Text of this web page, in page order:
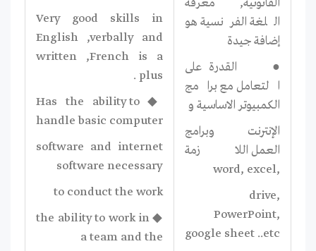
اللغة الفرنسیة ھو
إضافة جیدة
● القدرة على
التعامل مع برامج
الكمبيوتر الاساسیة و
الإنترنت وبرامج
العمل اللازمة
,word, excel
drive,
PowerPoint,
google sheet ..etc
Very good skills in
English ,verbally and
written ,French is a
plus .
◆ Has the ability to
handle basic computer
software and internet
software necessary
to conduct the work
◆ the ability to work in
a team and the